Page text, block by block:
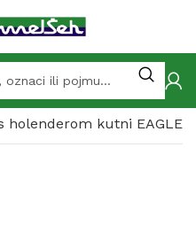
holenderom kutni EAGLE